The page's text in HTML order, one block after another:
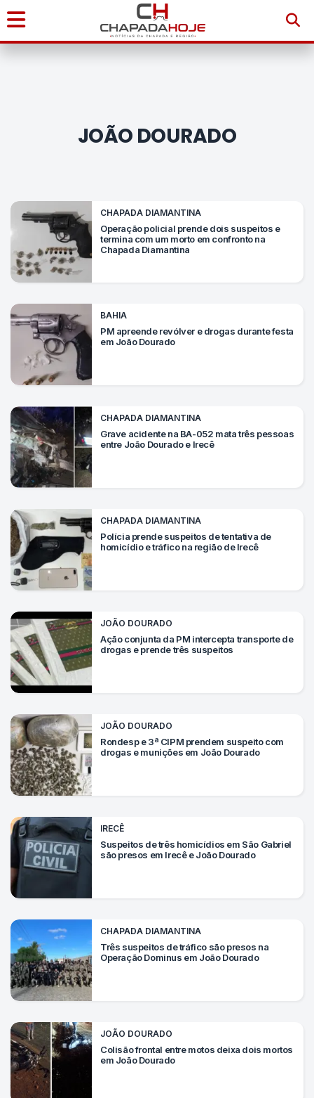
Início
Chapada
Sudoeste
da
Bahia
Brasil
Mundo
SIGA-
NOS
NAS
REDES
JOÃO DOURADO
CHAPADA DIAMANTINA
Operação policial prende dois suspeitos e
termina com um morto em confronto na
Chapada Diamantina
BAHIA
PM apreende revólver e drogas durante festa
em João Dourado
CHAPADA DIAMANTINA
Grave acidente na BA-052 mata três pessoas
entre João Dourado e Irecê
CHAPADA DIAMANTINA
Polícia prende suspeitos de tentativa de
homicídio e tráfico na região de Irecê
JOÃO DOURADO
Ação conjunta da PM intercepta transporte de
drogas e prende três suspeitos
JOÃO DOURADO
Rondesp e 3ª CIPM prendem suspeito com
drogas e munições em João Dourado
IRECÊ
Suspeitos de três homicídios em São Gabriel
são presos em Irecê e João Dourado
CHAPADA DIAMANTINA
Três suspeitos de tráfico são presos na
Operação Dominus em João Dourado
JOÃO DOURADO
Colisão frontal entre motos deixa dois mortos
em João Dourado